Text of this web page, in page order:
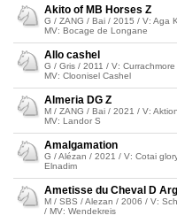
Akito of MB Horses Z
G / ZANG / Bai / 2015 / V: Aga
MV: Bocage de Longane
Allo cashel
G / Gris / 2011 / V:
MV: Cloonisel Cashel
Almeria DG Z
M / ZANG / Bai / 2021 / V:
MV: Landor S
Amalgamation
G / Alézan / 2021 / V: Cotai
Elnadim
Ametisse du Cheval D
M / SBS / Alezan / 2006 / V:
/ MV: Wendekreis